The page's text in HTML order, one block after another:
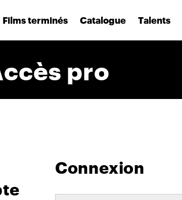
Films terminés Catalogue Talents
pro
Connexion